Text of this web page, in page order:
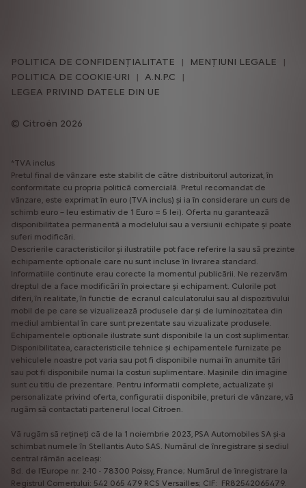
Citroën 2026
POLITICA DE CONFIDENȚIALITATE
MENȚIUNI LEGALE
POLITICA DE COOKIE-URI
A.N.P.C
LEGEA PRIVIND DATELE DIN UE
*TVA inclus
Pretul final de vânzare este stabilit de către distribuitorul autorizat, în
conformitate cu propria politică comercială. Pretul recomandat de
vânzare, este exprimat în euro (TVA inclus) și ia în considerare un curs de
schimb euro – leu estimativ de 1 Euro = 5 lei). Oferta nu garantează
disponibilitatea permanentă a modelului sau a versiunii echipate și poate
suferi modificări.
Descrierile caracteristicilor și ilustratiile pot face referire la sau să prezinte
echipamente optionale care nu sunt incluse în livrarea standard.
Informatiile continute erau corecte la momentul publicării. Ne rezervăm
dreptul de a face modificări în proiectare și echipament. Culorile pot
diferi, în realitate, în functie de ecranul calculatorului sau al dispozitivului
mobil de pe care se vizualizează produsele dar și de luminozitatea din
mediul ambiental în care sunt prezentate sau vizualizate produsele.
Echipamentele optionale ilustrate sunt disponibile la un cost suplimentar.
Disponibilitatea, caracteristicile tehnice și echipamentele furnizate pe
vehiculele noastre pot varia sau pot fi disponibile numai în anumite tări
sau pot fi disponibile numai la costuri suplimentare. Mașinile din imagine
sunt cu titlu de prezentare. Pentru informatii complete, actualizate și
personalizate privind oferta, configuratii disponibile, preturi de vânzare, vă
rugăm să contactati partenerul local Citroen.
Vă rugăm să rețineți că de la 1 noiembrie 2023, PSA Automobiles SA și-a
schimbat numele în Stellantis Auto SAS. Numărul de înregistrare și sediul
central rămân aceleași:
Bd. de l'Europe nr. 2-10 - 78300 Poissy, France; Numărul de înregistrare la
Registrul Comerțului: 542 065 479 RCS Versailles; CIF: FR82542065479.